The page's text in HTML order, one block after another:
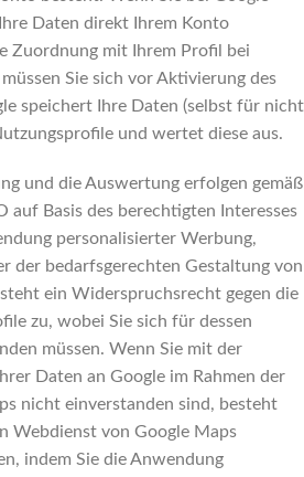
Daten direkt Ihrem Konto
Zuordnung mit Ihrem Profil bei
Sie sich vor Aktivierung des
speichert Ihre Daten (selbst für nicht
und wertet diese aus.
und die Auswertung erfolgen gemäß
auf Basis des berechtigten Interesses
personalisierter Werbung,
der bedarfsgerechten Gestaltung von
ein Widerspruchsrecht gegen die
zu, wobei Sie sich für dessen
müssen. Wenn Sie mit der
Daten an Google im Rahmen der
nicht einverstanden sind, besteht
Webdienst von Google Maps
indem Sie die Anwendung